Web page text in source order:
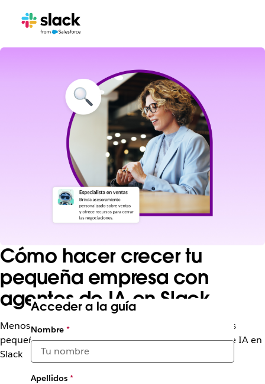
Cómo hacer crecer tu
pequeña empresa con
agentes de IA en Slack
Menos trabajo improductivo, más negocios: cómo las
pequeñas empresas ganan en grande con agentes de IA en
Slack
Acceder a la guía
Nombre*
Apellidos*